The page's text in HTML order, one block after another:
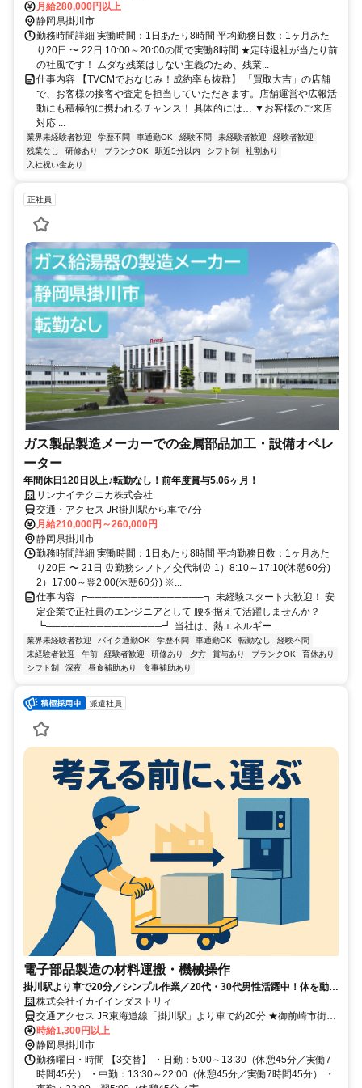
月給280,000円以上
静岡県掛川市
勤務時間詳細 実働時間：1日あたり8時間 平均勤務日数：1ヶ月あた
り20日 〜 22日 10:00～20:00の間で実働8時間 ★定時退社が当たり前
の社風です！ ムダな残業はしない主義のため、残業...
仕事内容 【TVCMでおなじみ！成約率も抜群】 「買取大吉」の店舗
で、お客様の接客や査定を担当していただきます。店舗運営や広報活
動にも積極的に携われるチャンス！ 具体的には… ▼お客様のご来店
対応 ...
業界未経験者歓迎 学歴不問 車通勤OK 経験不問 未経験者歓迎
経験者歓迎
残業なし
研修あり ブランクOK 駅近5分以内 シフト制
社割あり
入社祝い金あり
正社員
ガス製品製造メーカーでの金属部品加工・設備オペレ
ーター
年間休日120日以上♪転勤なし！前年度賞与5.06ヶ月！
リンナイテクニカ株式会社
交通・アクセス JR掛川駅から車で7分
月給210,000円～260,000円
静岡県掛川市
勤務時間詳細 実働時間：1日あたり8時間 平均勤務日数：1ヶ月あた
り20日 〜 21日 ⏰勤務シフト／交代制⏰ 1）8:10～17:10(休憩60分)
2）17:00～翌2:00(休憩60分) ※...
仕事内容 ┏────────────────┓ 未経験スタート大歓迎！ 安
定企業で正社員のエンジニアとして 腰を据えて活躍しませんか？
┗────────────────┛ 当社は、熱エネルギー...
業界未経験者歓迎 バイク通勤OK 学歴不問 車通勤OK 転勤なし
経験不問
未経験者歓迎
午前 経験者歓迎 研修あり 夕方 賞与あり ブランクOK
育休あり
シフト制
深夜 昼食補助あり 食事補助あり
派遣社員
電子部品製造の材料運搬・機械操作
掛川駅より車で20分／シンプル作業／20代・30代男性活躍中！体を動か
す仕事がしたい方におススメ
株式会社イカイインダストリィ
交通アクセス JR東海道線「掛川駅」より車で約20分 ★御前崎市街地
からも車で15分程度
時給1,300円以上
静岡県掛川市
勤務曜日・時間 【3交替】 ・日勤：5:00～13:30（休憩45分／実働7
時間45分） ・中勤：13:30～22:00（休憩45分／実働7時間45分） ・